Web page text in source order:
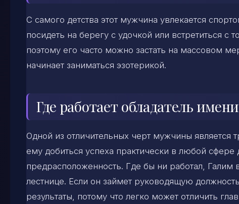
С самого детства этот мужчина увлекается
посидеть на берегу с удочкой или встретиться
поэтому его часто можно застать на массовом
начинает заниматься эзотерикой.
Где работает обладатель
Одной из отличительных черт мужчины является
ему добиться успеха практически в любой сфере
предрасположенность. Где бы ни работал, Галим
лестнице. Если он займет руководящую
результаты, потому что легко может отличить